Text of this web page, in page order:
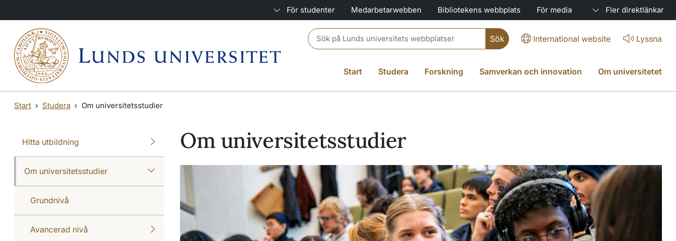
För studenter Medarbetarwebben Bibliotekens webbplats För media Fler direktlänkar
Header search International website Lyssna
Start Studera Forskning Samverkan och innovation Om universitetet
Start Studera Om universitetsstudier
Hitta utbildning
Om universitetsstudier
Grundnivå
Avancerad nivå
Om universitetsstudier